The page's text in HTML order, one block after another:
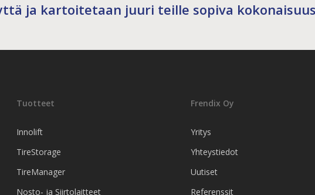
ja kartoitetaan juuri teille sopiva
Tuotteet
Innolift
TireStorage
TireManager
Nosto- ja Siirtolaitteet
Frendix Oy
Yritys
Yhteystiedot
Uutiset
Referenssit